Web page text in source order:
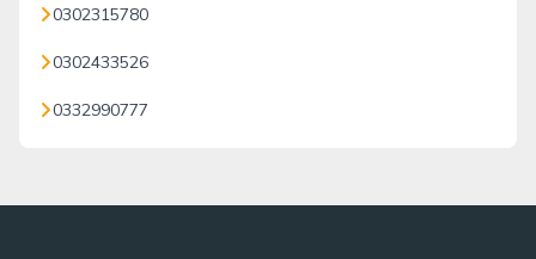
0302315780
0302433526
0332990777